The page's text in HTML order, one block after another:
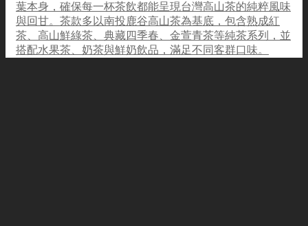
葉本身，確保每一杯茶飲都能呈現台灣高山茶的純粹風味
與回甘。茶款多以南投鹿谷高山茶為基底，包含熟成紅
茶、高山鮮綠茶、典藏四季春、金萱青茶等純茶系列，並
搭配水果茶、奶茶與鮮奶飲品，滿足不同客群口味。